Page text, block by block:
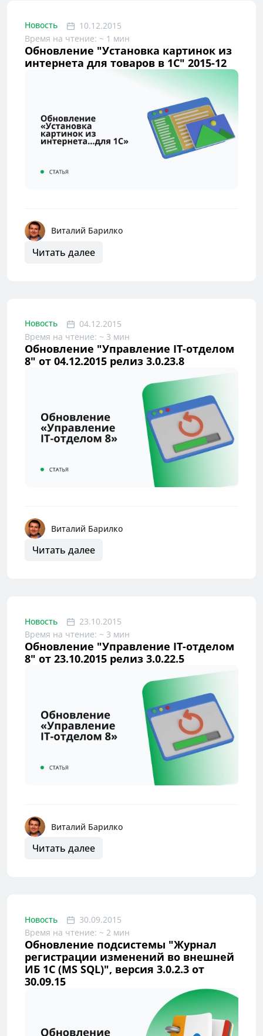
Новость
10.12.2015
Время на чтение: ~ 1 мин
Обновление "Установка картинок из
интернета для товаров в 1С" 2015-12
Виталий Барилко
Читать далее
Новость
04.12.2015
Время на чтение: ~ 3 мин
Обновление "Управление IT-отделом
8" от 04.12.2015 релиз 3.0.23.8
Виталий Барилко
Читать далее
Новость
23.10.2015
Время на чтение: ~ 3 мин
Обновление "Управление IT-отделом
8" от 23.10.2015 релиз 3.0.22.5
Виталий Барилко
Читать далее
Новость
30.09.2015
Время на чтение: ~ 2 мин
Обновление подсистемы "Журнал
регистрации изменений во внешней
ИБ 1С (MS SQL)", версия 3.0.2.3 от
30.09.15